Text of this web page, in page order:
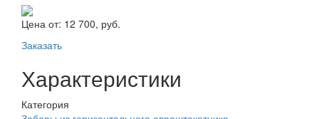
Цена от: 12 700, руб.
Заказать
Характеристики
Категория